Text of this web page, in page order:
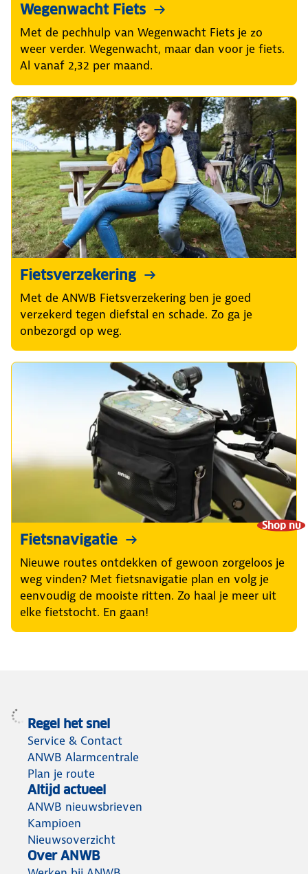
Wegenwacht Fiets
Met de pechhulp van Wegenwacht Fiets je zo
weer verder. Wegenwacht, maar dan voor je fiets.
Al vanaf 2,32 per maand.
Fietsverzekering
Met de ANWB Fietsverzekering ben je goed
verzekerd tegen diefstal en schade. Zo ga je
onbezorgd op weg.
Shop nu
Fietsnavigatie
Nieuwe routes ontdekken of gewoon zorgeloos je
weg vinden? Met fietsnavigatie plan en volg je
eenvoudig de mooiste ritten. Zo haal je meer uit
elke fietstocht. En gaan!
Regel het snel
Service & Contact
ANWB Alarmcentrale
Plan je route
Altijd actueel
ANWB nieuwsbrieven
Kampioen
Nieuwsoverzicht
Over ANWB